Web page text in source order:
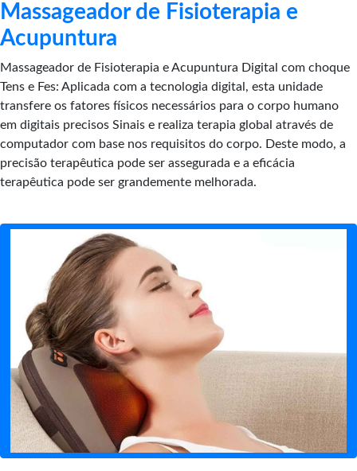
Massageador de Fisioterapia e
Acupuntura
Massageador de Fisioterapia e Acupuntura Digital com choque
Tens e Fes: Aplicada com a tecnologia digital, esta unidade
transfere os fatores físicos necessários para o corpo humano
em digitais precisos Sinais e realiza terapia global através de
computador com base nos requisitos do corpo. Deste modo, a
precisão terapêutica pode ser assegurada e a eficácia
terapêutica pode ser grandemente melhorada.